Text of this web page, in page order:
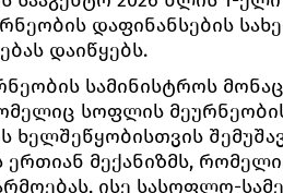
დაფინანსების
დაიწყებს.
სამინისტროს
სოფლის
ხელშეწყობისთვის
ერთიან მექანიზმს,
ისე სასოფლო-